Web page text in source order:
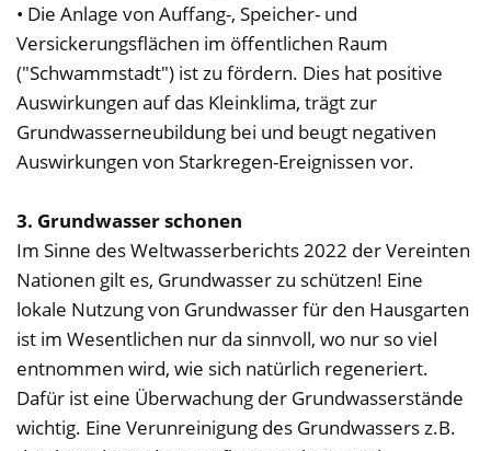
• Die Anlage von Auffang-, Speicher- und
Versickerungsflächen im öffentlichen Raum
("Schwammstadt") ist zu fördern. Dies hat positive
Auswirkungen auf das Kleinklima, trägt zur
Grundwasserneubildung bei und beugt negativen
Auswirkungen von Starkregen-Ereignissen vor.
3. Grundwasser schonen
Im Sinne des Weltwasserberichts 2022 der Vereinten
Nationen gilt es, Grundwasser zu schützen! Eine
lokale Nutzung von Grundwasser für den Hausgarten
ist im Wesentlichen nur da sinnvoll, wo nur so viel
entnommen wird, wie sich natürlich regeneriert.
Dafür ist eine Überwachung der Grundwasserstände
wichtig. Eine Verunreinigung des Grundwassers z.B.